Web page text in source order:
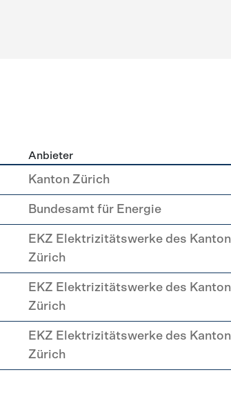
Anbieter
Kanton Zürich
Bundesamt für Energie
EKZ Elektrizitätswerke des
Zürich
EKZ Elektrizitätswerke des
Zürich
EKZ Elektrizitätswerke des
Zürich